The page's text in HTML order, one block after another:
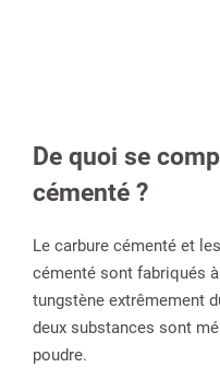
De quoi se
cémenté ?
Le carbure cémenté et
cémenté sont fabriqués
tungstène extrêmement
deux substances sont
poudre.